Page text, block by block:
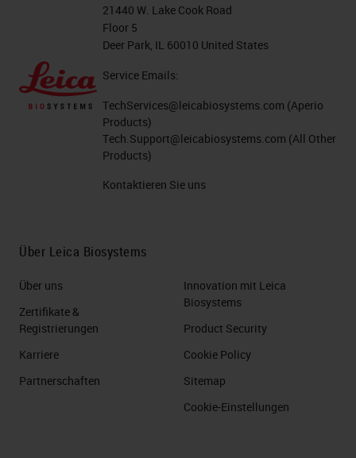
21440 W. Lake Cook Road
Floor 5
Deer Park, IL 60010 United States
Service Emails:
TechServices@leicabiosystems.com (Aperio
Products)
Tech.Support@leicabiosystems.com (All Other
Products)
Kontaktieren Sie uns
Über Leica Biosystems
Über uns
Zertifikate &
Registrierungen
Karriere
Partnerschaften
Innovation mit Leica
Biosystems
Product Security
Cookie Policy
Sitemap
Cookie-Einstellungen